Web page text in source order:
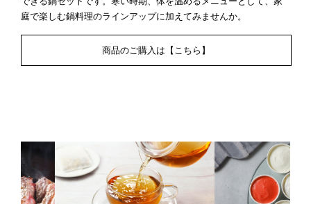
庭で楽しむ鍋料理のラインアップに加えてみませんか。
商品のご購入は【こちら】